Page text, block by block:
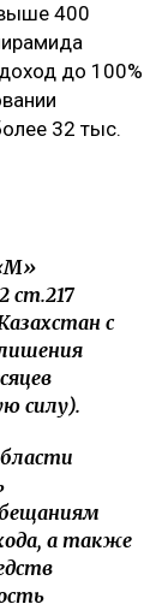
400
до 100%
32 тыс.
ст.217
с
силу).
а также